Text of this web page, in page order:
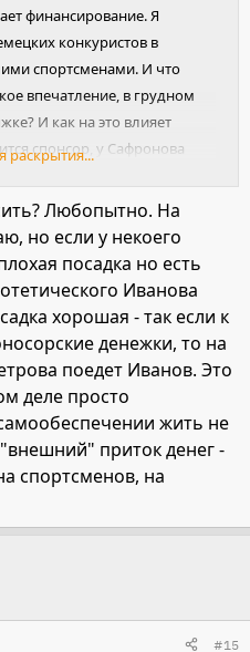
финансирование. Я
конкуристов в
спортсменами. И что
впечатление, в грудном
И как на это влияет
спонсор, у Сафронова
раскрытия...
Любопытно. На
но если у некоего
посадка но есть
Иванова
хорошая - так если к
денежки, то на
поедет Иванов. Это
деле просто
жить не
приток денег -
спортсменов, на
#15